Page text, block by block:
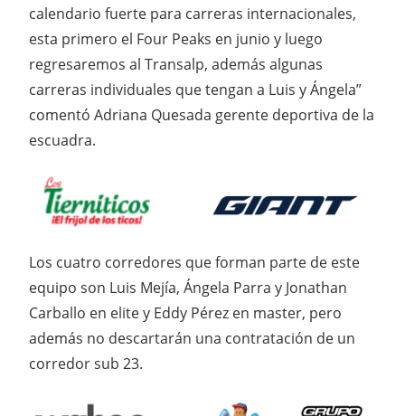
calendario fuerte para carreras internacionales,
esta primero el Four Peaks en junio y luego
regresaremos al Transalp, además algunas
carreras individuales que tengan a Luis y Ángela”
comentó Adriana Quesada gerente deportiva de la
escuadra.
Los cuatro corredores que forman parte de este
equipo son Luis Mejía, Ángela Parra y Jonathan
Carballo en elite y Eddy Pérez en master, pero
además no descartarán una contratación de un
corredor sub 23.